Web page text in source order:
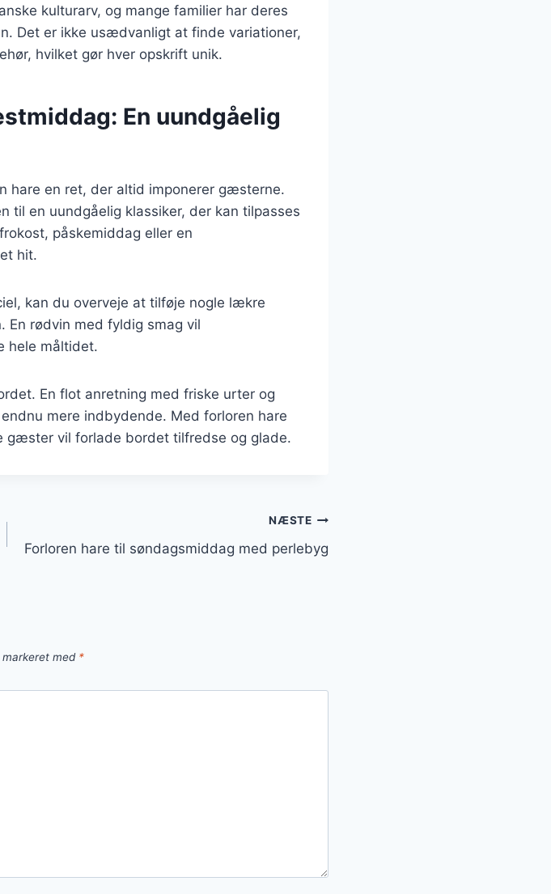
kulturarv, og mange familier har deres
Det er ikke usædvanligt at finde variationer,
hvilket gør hver opskrift unik.
En uundgåelig
hare en ret, der altid imponerer gæsterne.
til en uundgåelig klassiker, der kan tilpasses
påskemiddag eller en
hit.
kan du overveje at tilføje nogle lækre
En rødvin med fyldig smag vil
hele måltidet.
En flot anretning med friske urter og
mere indbydende. Med forloren hare
gæster vil forlade bordet tilfredse og glade.
NÆSTE
Forloren hare til søndagsmiddag med perlebyg
med *